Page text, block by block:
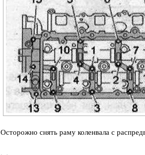
Осторожно снять раму коленвала с